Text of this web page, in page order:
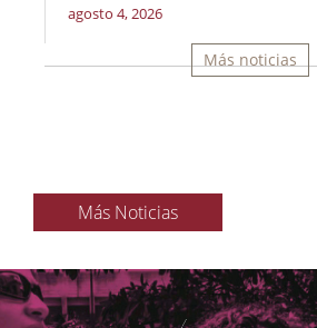
agosto 4, 2026
Más noticias
Más Noticias